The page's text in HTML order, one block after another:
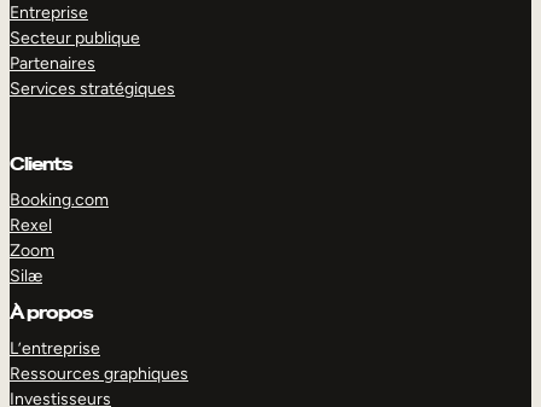
Entreprise
Secteur publique
Partenaires
Services stratégiques
Clients
Booking.com
Rexel
Zoom
Silæ
À propos
L’entreprise
Ressources graphiques
Investisseurs